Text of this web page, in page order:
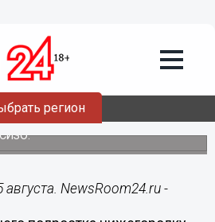
регион
пресечения убившей
нижегородке
NewsRoom24.ru -